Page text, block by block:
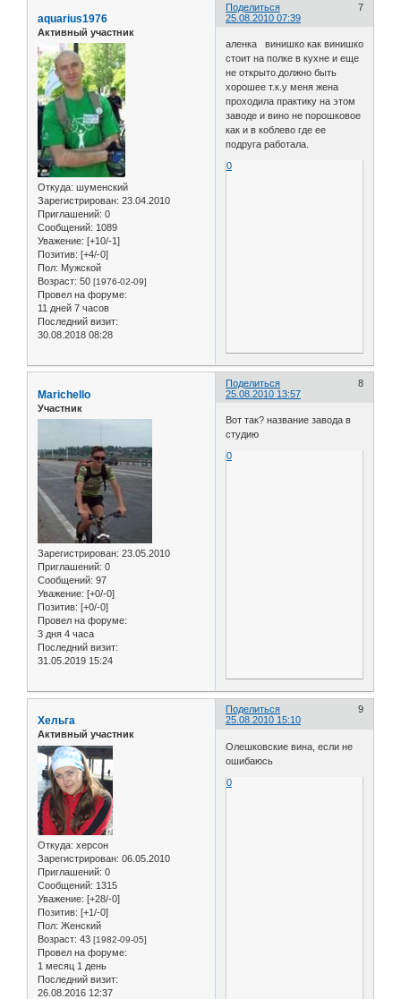
Поделиться
7
25.08.2010 07:39
aquarius1976
Активный участник
Откуда: шуменский
Зарегистрирован: 23.04.2010
Приглашений: 0
Сообщений: 1089
Уважение: [+10/-1]
Позитив: [+4/-0]
Пол: Мужской
Возраст: 50 [1976-02-09]
Провел на форуме:
11 дней 7 часов
Последний визит:
30.08.2018 08:28
аленка винишко как винишко
стоит на полке в кухне и еще
не открыто.должно быть
хорошее т.к.у меня жена
проходила практику на этом
заводе и вино не порошковое
как и в коблево где ее
подруга работала.
0
Поделиться
8
25.08.2010 13:57
Marichello
Участник
Зарегистрирован: 23.05.2010
Приглашений: 0
Сообщений: 97
Уважение: [+0/-0]
Позитив: [+0/-0]
Провел на форуме:
3 дня 4 часа
Последний визит:
31.05.2019 15:24
Вот так? название завода в
студию
0
Поделиться
9
25.08.2010 15:10
Хельга
Активный участник
Откуда: херсон
Зарегистрирован: 06.05.2010
Приглашений: 0
Сообщений: 1315
Уважение: [+28/-0]
Позитив: [+1/-0]
Пол: Женский
Возраст: 43 [1982-09-05]
Провел на форуме:
1 месяц 1 день
Последний визит:
26.08.2016 12:37
Олешковские вина, если не
ошибаюсь
0